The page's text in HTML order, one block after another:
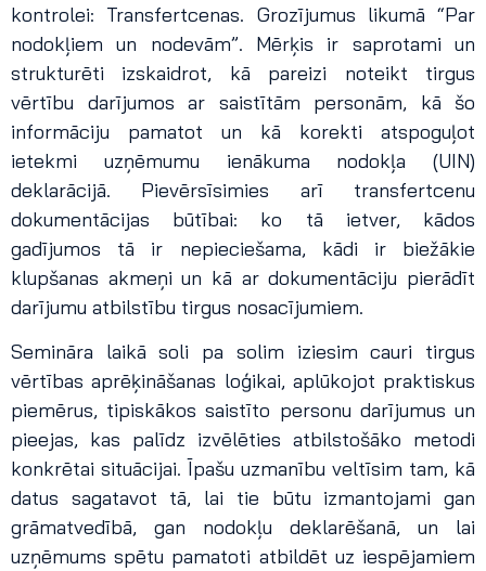
kontrolei: Transfertcenas. Grozījumus likumā “Par
nodokļiem un nodevām”. Mērķis ir saprotami un
strukturēti izskaidrot, kā pareizi noteikt tirgus
vērtību darījumos ar saistītām personām, kā šo
informāciju pamatot un kā korekti atspoguļot
ietekmi uzņēmumu ienākuma nodokļa (UIN)
deklarācijā. Pievērsīsimies arī transfertcenu
dokumentācijas būtībai: ko tā ietver, kādos
gadījumos tā ir nepieciešama, kādi ir biežākie
klupšanas akmeņi un kā ar dokumentāciju pierādīt
darījumu atbilstību tirgus nosacījumiem.
Semināra laikā soli pa solim iziesim cauri tirgus
vērtības aprēķināšanas loģikai, aplūkojot praktiskus
piemērus, tipiskākos saistīto personu darījumus un
pieejas, kas palīdz izvēlēties atbilstošāko metodi
konkrētai situācijai. Īpašu uzmanību veltīsim tam, kā
datus sagatavot tā, lai tie būtu izmantojami gan
grāmatvedībā, gan nodokļu deklarēšanā, un lai
uzņēmums spētu pamatoti atbildēt uz iespējamiem